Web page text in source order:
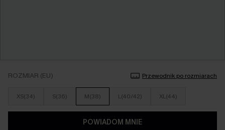
ROZMIAR (EU) Przewodnik po rozmiarach
XS(34) S(36) M(38) L(40/42) XL(44)
POWIADOM MNIE